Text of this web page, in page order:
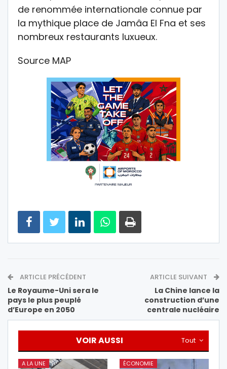
de renommée internationale connue par
la mythique place de Jamâa El Fna et ses
nombreux restaurants luxueux.
Source MAP
ARTICLE PRÉCÉDENT
Le Royaume-Uni sera le
pays le plus peuplé
d’Europe en 2050
ARTICLE SUIVANT
La Chine lance la
construction d’une
centrale nucléaire
Tout
VOIR AUSSI
A LA UNE ÉCONOMIE